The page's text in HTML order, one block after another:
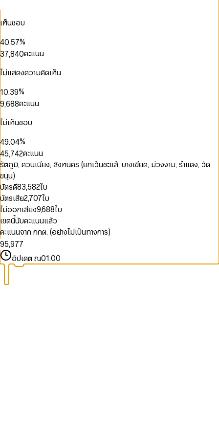
เห็นชอบ
0
2
4
5
6
7
8
9
0
1
2
3
4
5
6
7
9
.
3
5
6
7
8
9
5
7
8
9
%
0
2
3
5
7
8
9
3
4
6
7
9
,
5
7
8
1
3
4
6
8
9
0
2
4
6
8
คะแนน
ไม่แสดงความคิดเห็น
1
2
3
4
5
6
7
8
9
0
1
2
3
4
5
6
7
8
9
.
1
3
4
5
6
7
8
9
1
3
4
5
7
9%
0
2
3
4
5
6
8
9,
0
1
2
3
5
6
8
1
2
3
5
7
8
1
2
3
4
5
7
8คะแนน
ไม่เห็นชอบ
0
2
4
5
6
7
8
9
0
1
3
4
5
7
9.0
1
2
3
4
5
6
7
8
9
0
2
4
5
6
7
9
%
0
1
3
4
5
6
7
8
9
0
1
2
4
5
6
7
8
9
,
0
1
2
3
4
6
7
8
9
1
3
4
5
6
7
8
9
0
1
2
3
4
6
7
8
9
คะแนน
รัตภูมิ, ควนเนียง, สิงหนคร (ยกเว้นชะแล้, บางเขียด, ม่วงงาม, รำแดง, วัด
ขนุน)
บัตรดี83,582ใบ
บัตรเสีย2,707ใบ
ไม่ออกเสียง9,688ใบ
เขตนี้นับคะแนนแล้ว
คะแนนจาก กกต. (อย่างไม่เป็นทางการ)
0
1
2
3
4
5
6
7
8
9
0
1
2
3
4
5
6
7
,
0
1
2
3
4
5
6
7
8
9
0
1
2
3
4
5
6
7
8
9
0
1
2
3
4
5
6
7
8
9
อัปเดต ณ01:00